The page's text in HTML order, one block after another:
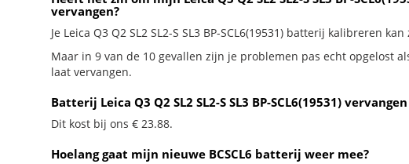
vervangen?
Je Leica Q3 Q2 SL2 SL2-S SL3 BP-SCL6(19531) batterij kalibreren
Maar in 9 van de 10 gevallen zijn je problemen pas echt opgelost
laat vervangen.
Batterij Leica Q3 Q2 SL2 SL2-S SL3 BP-SCL6(19531)
Dit kost bij ons € 23.88.
Hoelang gaat mijn nieuwe BCSCL6 batterij weer mee?